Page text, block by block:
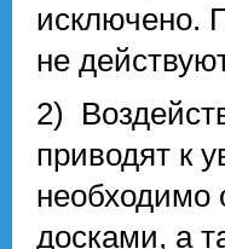
исключено.
не
2)
приводят к
необходимо
досками, а